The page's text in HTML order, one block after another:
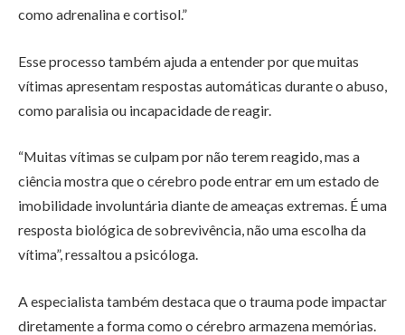
como adrenalina e cortisol.”
Esse processo também ajuda a entender por que muitas
vítimas apresentam respostas automáticas durante o abuso,
como paralisia ou incapacidade de reagir.
“Muitas vítimas se culpam por não terem reagido, mas a
ciência mostra que o cérebro pode entrar em um estado de
imobilidade involuntária diante de ameaças extremas. É uma
resposta biológica de sobrevivência, não uma escolha da
vítima”, ressaltou a psicóloga.
A especialista também destaca que o trauma pode impactar
diretamente a forma como o cérebro armazena memórias.